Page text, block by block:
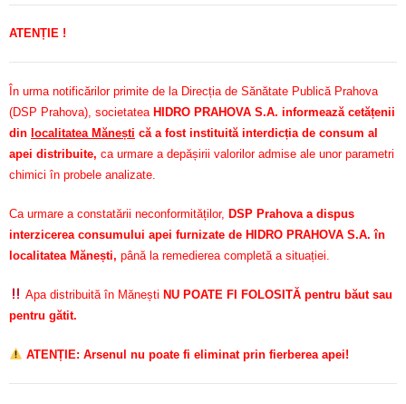
ATENȚIE !
În urma notificărilor primite de la Direcția de Sănătate Publică Prahova
(DSP Prahova), societatea HIDRO PRAHOVA S.A. informează cetățenii
din localitatea Mănești că a fost instituită interdicția de consum al
apei distribuite, ca urmare a depășirii valorilor admise ale unor parametri
chimici în probele analizate.
Ca urmare a constatării neconformităților, DSP Prahova a dispus
interzicerea consumului apei furnizate de HIDRO PRAHOVA S.A. în
localitatea Mănești, până la remedierea completă a situației.
Apa distribuită în Mănești NU POATE FI FOLOSITĂ pentru băut sau
pentru gătit.
ATENȚIE: Arsenul nu poate fi eliminat prin fierberea apei!